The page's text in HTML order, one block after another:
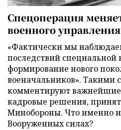
Спецоперация
военного управления
«Фактически мы
последствий специальной
формирование нового
военачальников». Такими
комментируют
кадровые решения,
Минобороны. Что именно
Вооруженных силах?